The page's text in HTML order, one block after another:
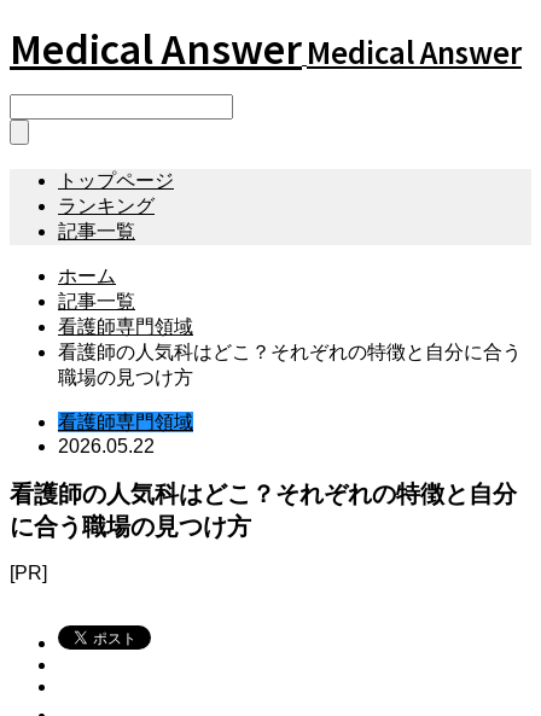
Medical AnswerMedical Answer
トップページ
ランキング
記事一覧
ホーム
記事一覧
看護師専門領域
看護師の人気科はどこ？それぞれの特徴と自分に合う
職場の見つけ方
看護師専門領域
2026.05.22
看護師の人気科はどこ？それぞれの特徴と自分
に合う職場の見つけ方
[PR]